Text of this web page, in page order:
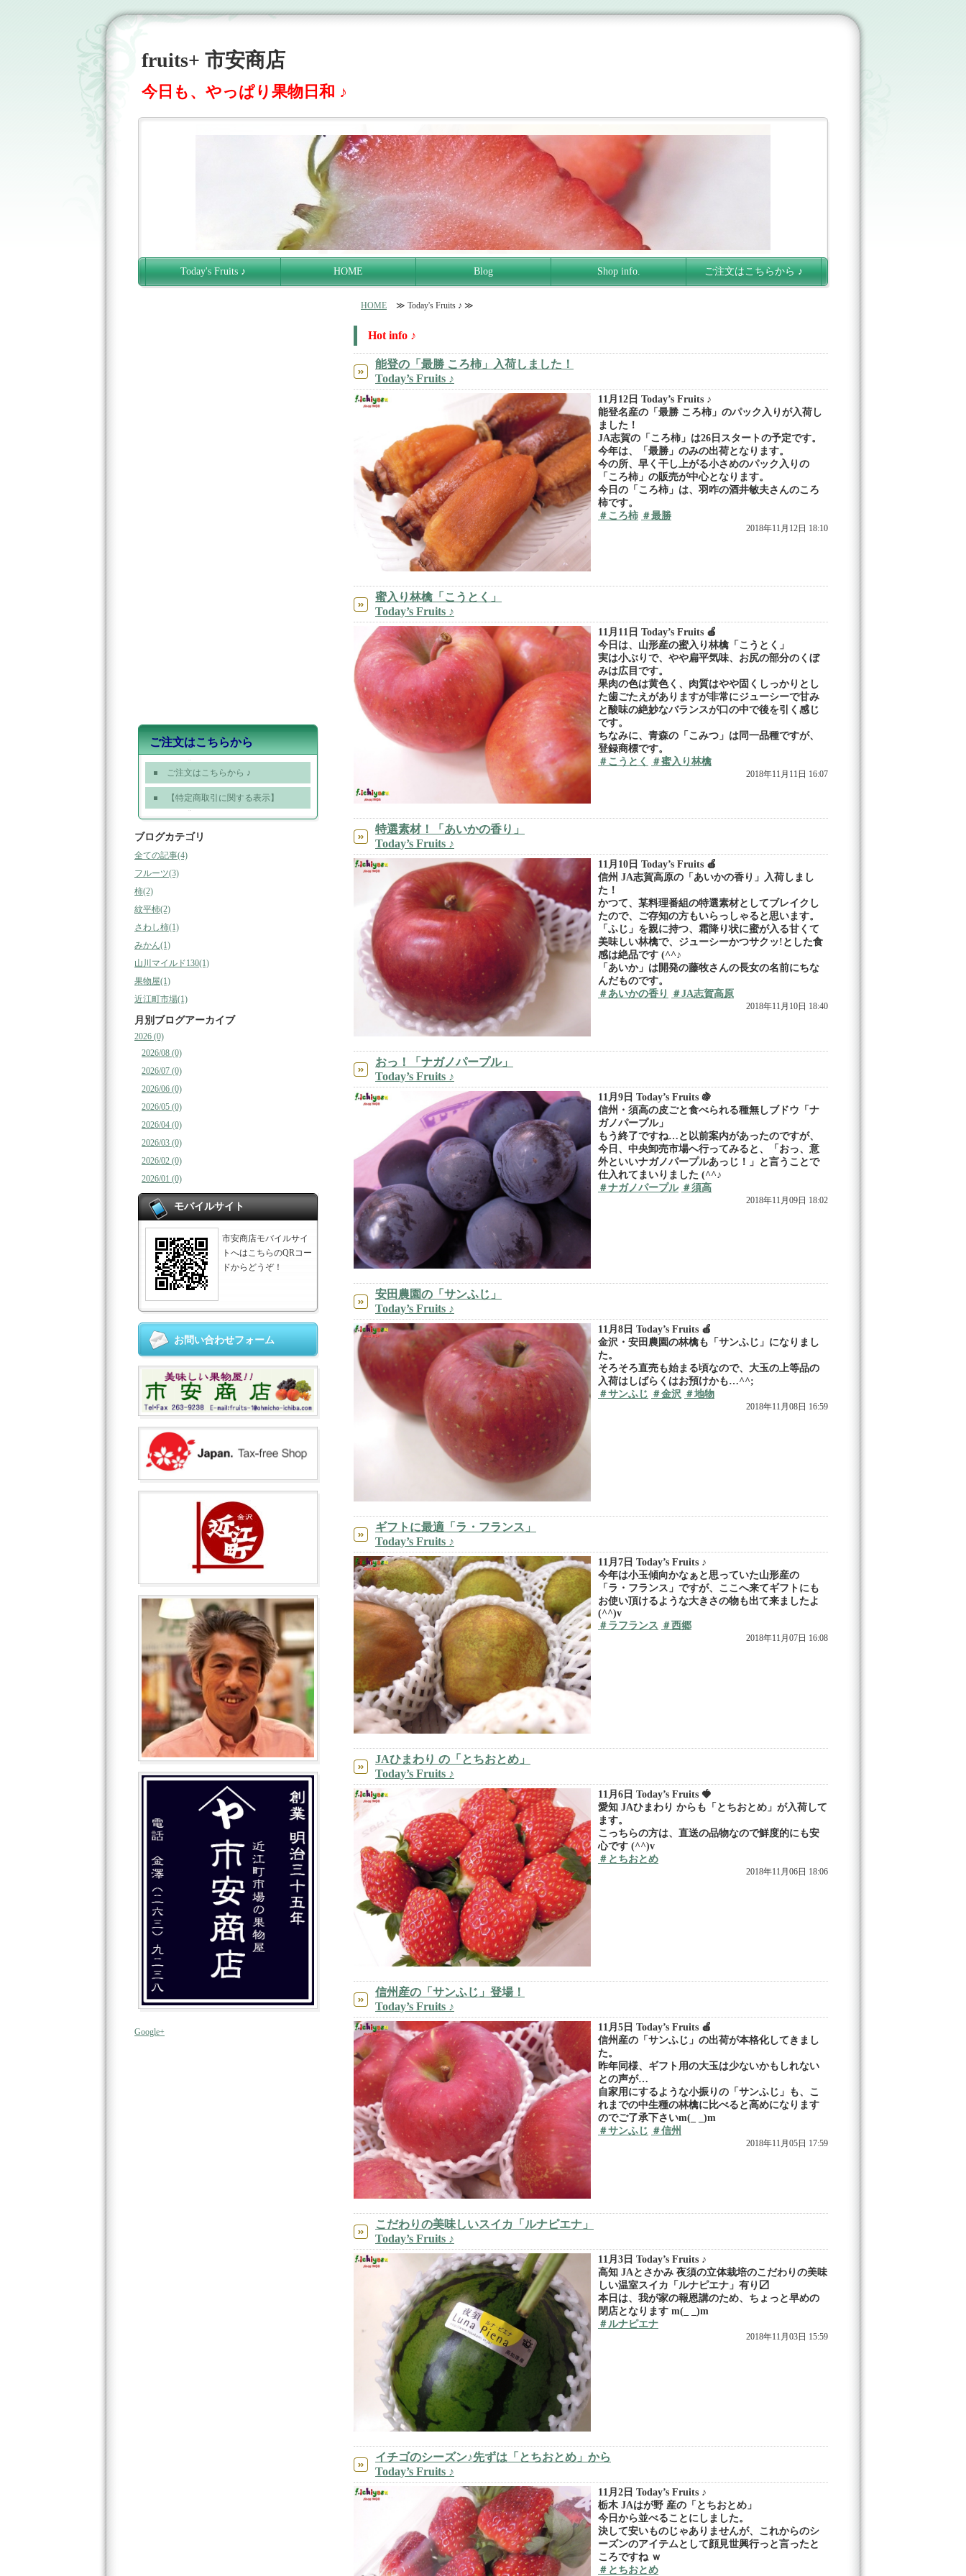
fruits+ 市安商店
今日も、やっぱり果物日和 ♪
Today's Fruits ♪ HOME Blog Shop info. ご注文はこちらから ♪
HOME ≫ Today's Fruits ♪ ≫
Hot info ♪
能登の「最勝 ころ柿」入荷しました！
Today’s Fruits ♪
11月12日 Today’s Fruits ♪
能登名産の「最勝 ころ柿」のパック入りが入荷し
ました！
JA志賀の「ころ柿」は26日スタートの予定です。
今年は、「最勝」のみの出荷となります。
今の所、早く干し上がる小さめのパック入りの
「ころ柿」の販売が中心となります。
今日の「ころ柿」は、羽咋の酒井敏夫さんのころ
柿です。
＃ころ柿 ＃最勝
2018年11月12日 18:10
蜜入り林檎「こうとく」
Today’s Fruits ♪
11月11日 Today’s Fruits 🍎
今日は、山形産の蜜入り林檎「こうとく」
実は小ぶりで、やや扁平気味、お尻の部分のくぼ
みは広目です。
果肉の色は黄色く、肉質はやや固くしっかりとし
た歯ごたえがありますが非常にジューシーで甘み
と酸味の絶妙なバランスが口の中で後を引く感じ
です。
ちなみに、青森の「こみつ」は同一品種ですが、
登録商標です。
＃こうとく
＃蜜入り林檎
2018年11月11日 16:07
特選素材！「あいかの香り」
Today’s Fruits ♪
11月10日 Today’s Fruits 🍎
信州 JA志賀高原の「あいかの香り」入荷しまし
た！
かつて、某料理番組の特選素材としてブレイクし
たので、ご存知の方もいらっしゃると思います。
「ふじ」を親に持つ、霜降り状に蜜が入る甘くて
美味しい林檎で、ジューシーかつサクッ!とした食
感は絶品です (^^♪
「あいか」は開発の藤牧さんの長女の名前にちな
んだものです。
＃あいかの香り
＃JA志賀高原
2018年11月10日 18:40
おっ！「ナガノパープル」
Today’s Fruits ♪
11月9日 Today’s Fruits 🍇
信州・須高の皮ごと食べられる種無しブドウ「ナ
ガノパープル」
もう終了ですね…と以前案内があったのですが、
今日、中央卸売市場へ行ってみると、「おっ、意
外といいナガノパープルあっじ！」と言うことで
仕入れてまいりました (^^♪
＃ナガノパープル ＃須高
2018年11月09日 18:02
安田農園の「サンふじ」
Today’s Fruits ♪
11月8日 Today’s Fruits 🍎
金沢・安田農園の林檎も「サンふじ」になりまし
た。
そろそろ直売も始まる頃なので、大玉の上等品の
入荷はしばらくはお預けかも…^^;
＃サンふじ ＃金沢 ＃地物
2018年11月08日 16:59
ギフトに最適「ラ・フランス」
Today’s Fruits ♪
11月7日 Today’s Fruits ♪
今年は小玉傾向かなぁと思っていた山形産の
「ラ・フランス」ですが、ここへ来てギフトにも
お使い頂けるような大きさの物も出て来ましたよ
(^^)v
＃ラフランス ＃西郷
2018年11月07日 16:08
JAひまわり の「とちおとめ」
Today’s Fruits ♪
11月6日 Today’s Fruits 🍓
愛知 JAひまわり からも「とちおとめ」が入荷して
ます。
こっちらの方は、直送の品物なので鮮度的にも安
心です (^^)v
＃とちおとめ
2018年11月06日 18:06
信州産の「サンふじ」登場！
Today’s Fruits ♪
11月5日 Today’s Fruits 🍎
信州産の「サンふじ」の出荷が本格化してきまし
た。
昨年同様、ギフト用の大玉は少ないかもしれない
との声が…
自家用にするような小振りの「サンふじ」も、こ
れまでの中生種の林檎に比べると高めになります
のでご了承下さいm(_ _)m
＃サンふじ ＃信州
2018年11月05日 17:59
こだわりの美味しいスイカ「ルナピエナ」
Today’s Fruits ♪
11月3日 Today’s Fruits ♪
高知 JAとさかみ 夜須の立体栽培のこだわりの美味
しい温室スイカ「ルナピエナ」有り〼
本日は、我が家の報恩講のため、ちょっと早めの
閉店となります m(_ _)m
＃ルナピエナ
2018年11月03日 15:59
イチゴのシーズン♪先ずは「とちおとめ」から
Today’s Fruits ♪
11月2日 Today’s Fruits ♪
栃木 JAはが野 産の「とちおとめ」
今日から並べることにしました。
決して安いものじゃありませんが、これからのシ
ーズンのアイテムとして顔見世興行っと言ったと
ころですね ｗ
＃とちおとめ
ご注文はこちらから
ご注文はこちらから ♪
【特定商取引に関する表示】
ブログカテゴリ
全ての記事(4)
フルーツ(3)
柿(2)
紋平柿(2)
さわし柿(1)
みかん(1)
山川マイルド130(1)
果物屋(1)
近江町市場(1)
月別ブログアーカイブ
2026 (0)
2026/08 (0)
2026/07 (0)
2026/06 (0)
2026/05 (0)
2026/04 (0)
2026/03 (0)
2026/02 (0)
2026/01 (0)
モバイルサイト
市安商店モバイルサイ
トへはこちらのQRコー
ドからどうぞ！
お問い合わせフォーム
Google+